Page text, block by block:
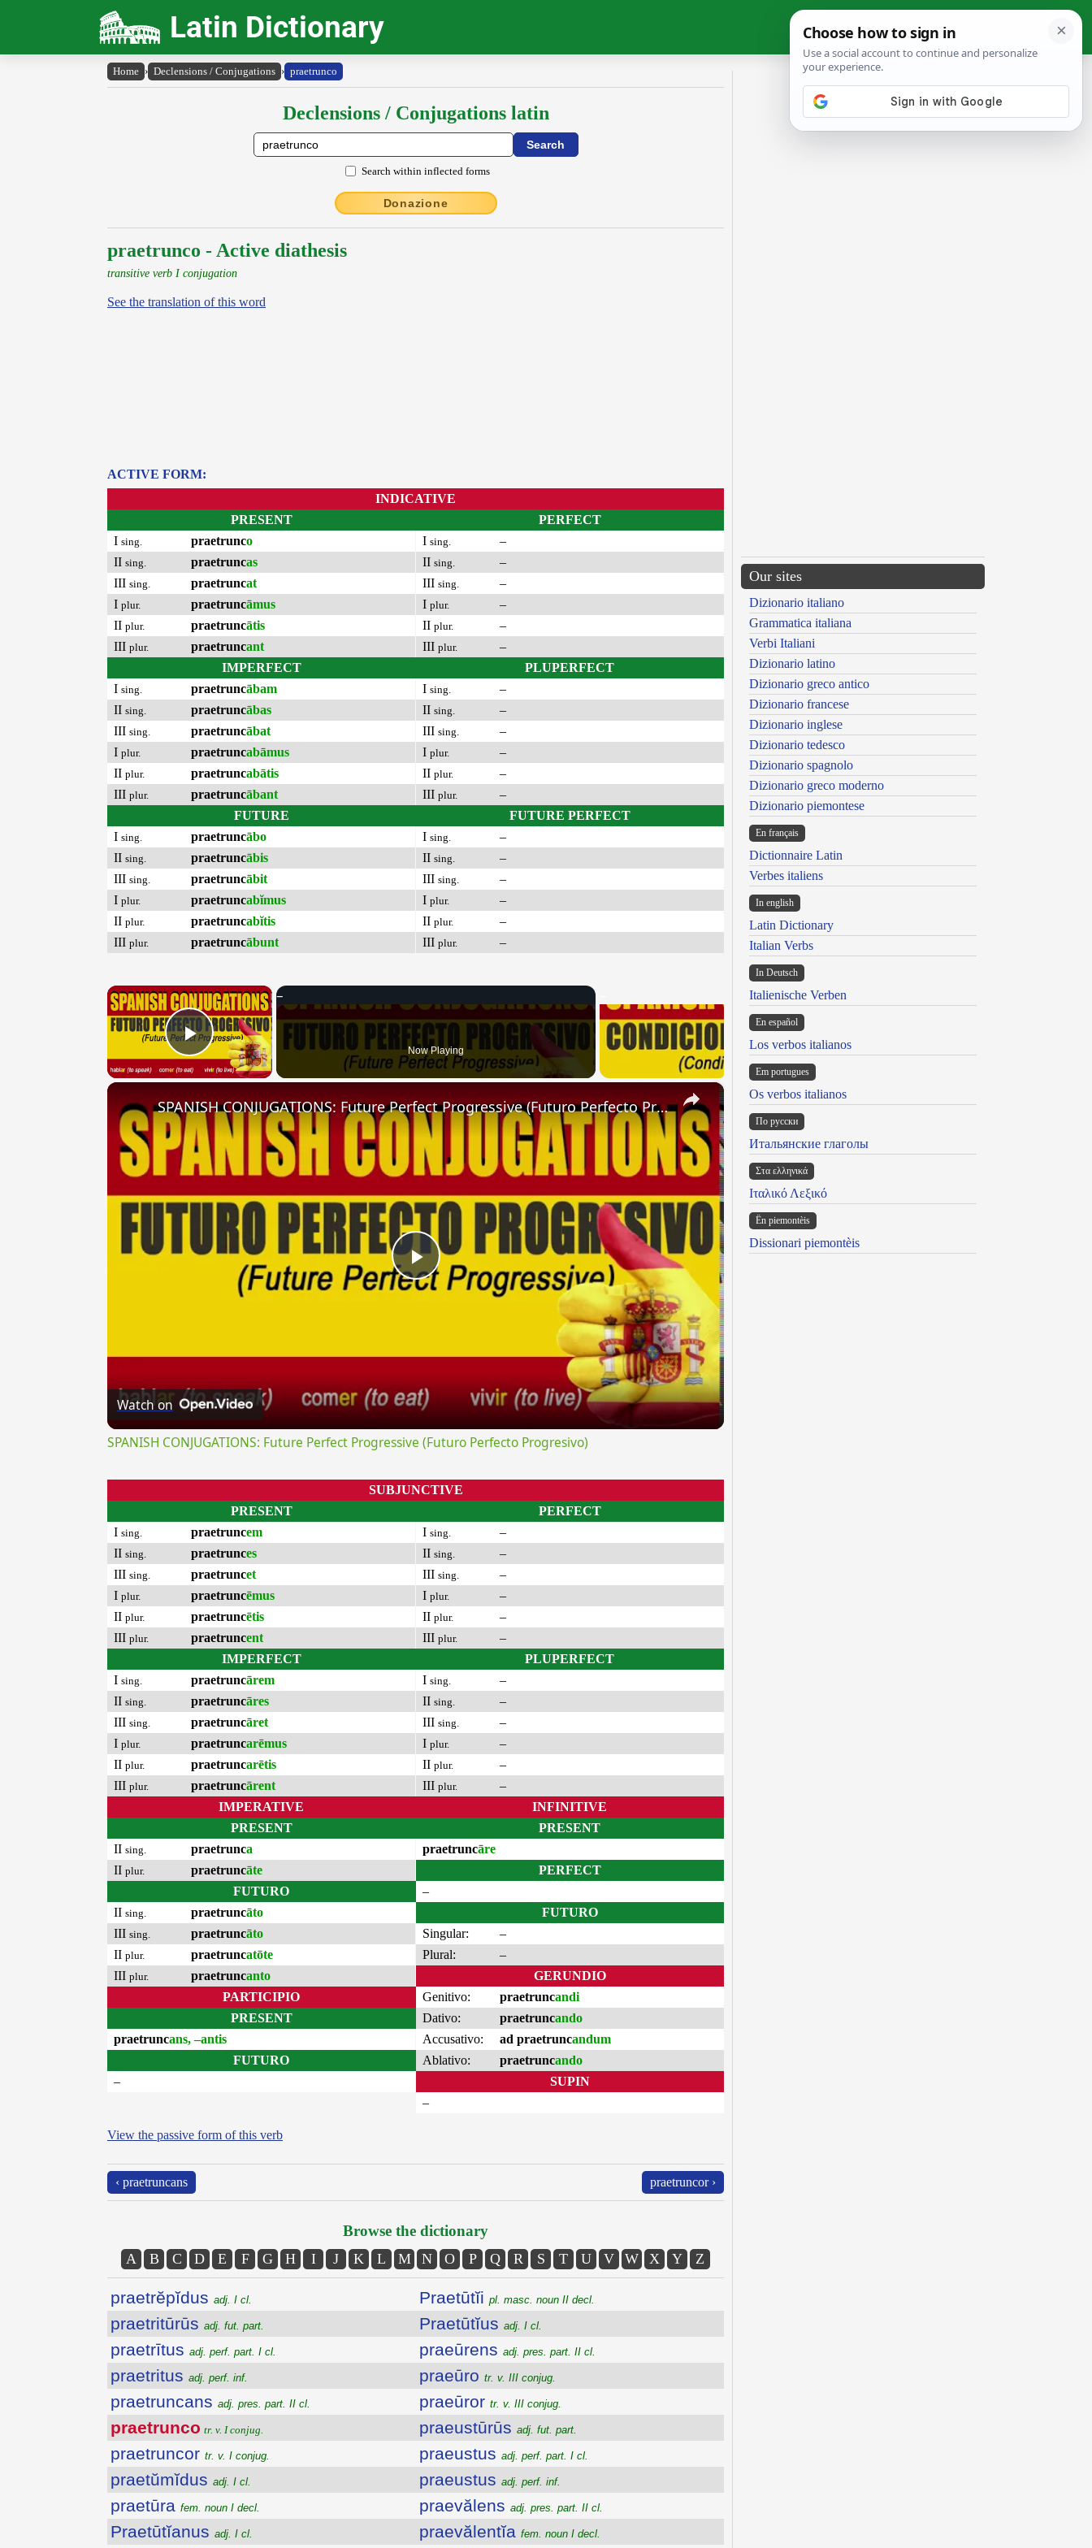
Latin Dictionary
Home › Declensions / Conjugations › praetrunco
Declensions / Conjugations latin
Search within inflected forms
Donazione
praetrunco - Active diathesis
transitive verb I conjugation
See the translation of this word
ACTIVE FORM:
INDICATIVE
PRESENT
I sing. praetrunco
II sing. praetruncas
III sing. praetruncat
I plur. praetruncāmus
II plur. praetruncātis
III plur. praetruncant
IMPERFECT
I sing. praetruncābam
II sing. praetruncābas
III sing. praetruncābat
I plur. praetruncabāmus
II plur. praetruncabātis
III plur. praetruncābant
FUTURE
I sing. praetruncābo
II sing. praetruncābis
III sing. praetruncābit
I plur. praetruncabĭmus
II plur. praetruncabĭtis
III plur. praetruncābunt
PERFECT
I sing.
–
II sing.
–
III sing.
–
I plur.
–
II plur.
–
III plur.
–
PLUPERFECT
I sing.
–
II sing.
–
III sing.
–
I plur.
–
II plur.
–
III plur.
–
FUTURE PERFECT
I sing.
–
II sing.
–
III sing.
–
I plur.
–
II plur.
–
III plur. –
×
Play Video Now Playing
×
Play
SPANISH CONJUGATIONS: Future Perfect Progressive (Futuro Perfecto Progresivo)
Watch on
SPANISH CONJUGATIONS: Future Perfect Progressive (Futuro Perfecto Progresivo)
SUBJUNCTIVE
PRESENT
I sing. praetruncem
II sing. praetrunces
III sing. praetruncet
I plur. praetruncēmus
II plur. praetruncētis
III plur. praetruncent
IMPERFECT
I sing. praetruncārem
II sing. praetruncāres
III sing. praetruncāret
I plur. praetruncarēmus
II plur. praetruncarētis
III plur. praetruncārent
PERFECT
I sing.
–
II sing.
–
III sing.
–
I plur.
–
II plur.
–
III plur.
–
PLUPERFECT
I sing.
–
II sing.
–
III sing.
–
I plur.
–
II plur.
–
III plur.
–
IMPERATIVE
PRESENT
II sing. praetrunca
II plur. praetruncāte
FUTURO
II sing. praetruncāto
III sing. praetruncāto
II plur. praetruncatōte
III plur. praetruncanto
PARTICIPIO
PRESENT
praetruncans, –antis
FUTURO
–
INFINITIVE
PRESENT
praetruncāre
PERFECT
–
FUTURO
Singular:
–
Plural:
–
GERUNDIO
Genitivo:
praetruncandi
Dativo:
praetruncando
Accusativo:
ad praetruncandum
Ablativo:
praetruncando
SUPIN
–
View the passive form of this verb
‹ praetruncans praetruncor ›
Browse the dictionary
A B C D E F G H I J K L M N O P Q R S T U V W X Y Z
praetrĕpĭdus adj. I cl.
praetritūrūs adj. fut. part.
praetrītus adj. perf. part. I cl.
praetritus adj. perf. inf.
praetruncans adj. pres. part. II cl.
praetrunco tr. v. I conjug.
praetruncor tr. v. I conjug.
praetŭmĭdus adj. I cl.
praetūra fem. noun I decl.
Praetūtĭanus adj. I cl.
Praetūtĭi pl. masc. noun II decl.
Praetūtĭus adj. I cl.
praeūrens adj. pres. part. II cl.
praeūro tr. v. III conjug.
praeūror tr. v. III conjug.
praeustūrūs adj. fut. part.
praeustus adj. perf. part. I cl.
praeustus adj. perf. inf.
praevălens adj. pres. part. II cl.
praevălentĭa fem. noun I decl.
Our sites
Dizionario italiano
Grammatica italiana
Verbi Italiani
Dizionario latino
Dizionario greco antico
Dizionario francese
Dizionario inglese
Dizionario tedesco
Dizionario spagnolo
Dizionario greco moderno
Dizionario piemontese
En français
Dictionnaire Latin
Verbes italiens
In english
Latin Dictionary
Italian Verbs
In Deutsch
Italienische Verben
En español
Los verbos italianos
Em portugues
Os verbos italianos
По русски
Итальянские глаголы
Στα ελληνικά
Ιταλικό Λεξικό
Ën piemontèis
Dissionari piemontèis